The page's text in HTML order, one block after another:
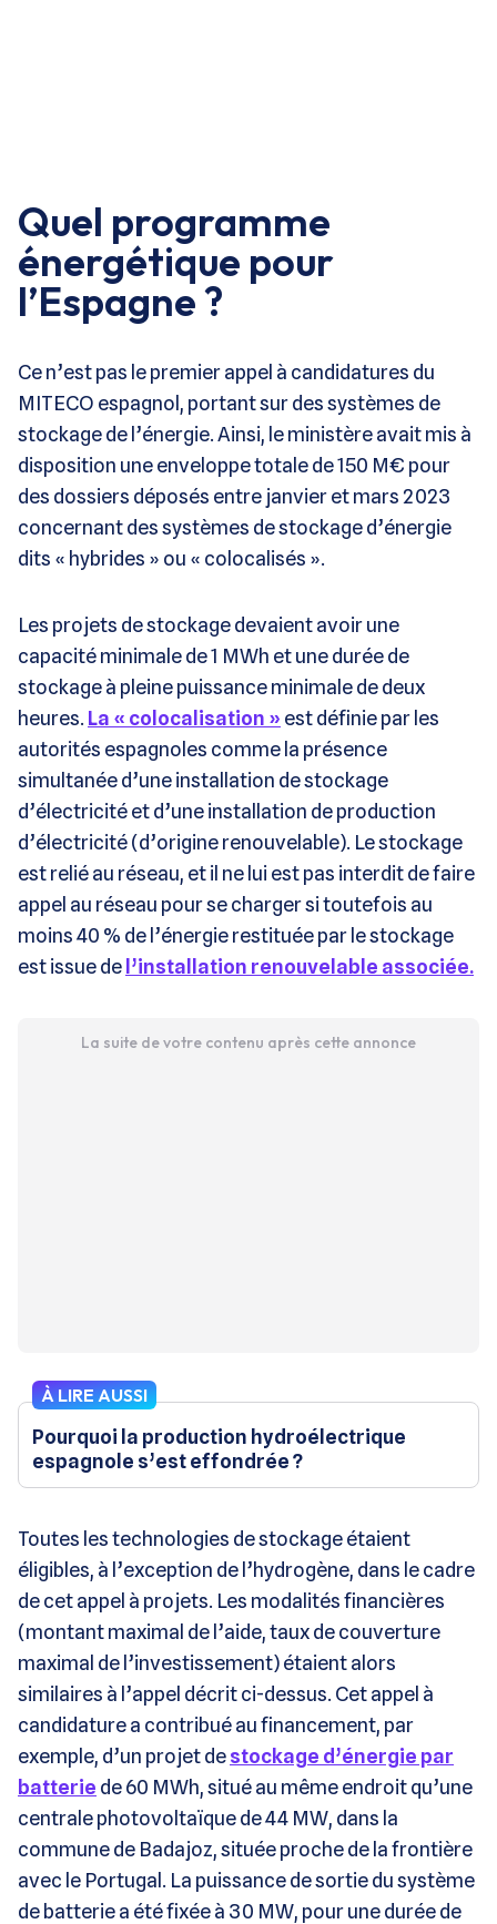
Quel programme
énergétique pour
l’Espagne ?
Ce n’est pas le premier appel à candidatures du
MITECO espagnol, portant sur des systèmes de
stockage de l’énergie. Ainsi, le ministère avait mis à
disposition une enveloppe totale de 150 M€ pour
des dossiers déposés entre janvier et mars 2023
concernant des systèmes de stockage d’énergie
dits « hybrides » ou « colocalisés ».
Les projets de stockage devaient avoir une
capacité minimale de 1 MWh et une durée de
stockage à pleine puissance minimale de deux
heures. La « colocalisation » est définie par les
autorités espagnoles comme la présence
simultanée d’une installation de stockage
d’électricité et d’une installation de production
d’électricité (d’origine renouvelable). Le stockage
est relié au réseau, et il ne lui est pas interdit de faire
appel au réseau pour se charger si toutefois au
moins 40 % de l’énergie restituée par le stockage
est issue de l’installation renouvelable associée.
La suite de votre contenu après cette annonce
À LIRE AUSSI
Pourquoi la production hydroélectrique
espagnole s’est effondrée ?
Toutes les technologies de stockage étaient
éligibles, à l’exception de l’hydrogène, dans le cadre
de cet appel à projets. Les modalités financières
(montant maximal de l’aide, taux de couverture
maximal de l’investissement) étaient alors
similaires à l’appel décrit ci-dessus. Cet appel à
candidature a contribué au financement, par
exemple, d’un projet destockage d’énergie par
batterie de 60 MWh, situé au même endroit qu’une
centrale photovoltaïque de 44 MW, dans la
commune de Badajoz, située proche de la frontière
avec le Portugal. La puissance de sortie du système
de batterie a été fixée à 30 MW, pour une durée de